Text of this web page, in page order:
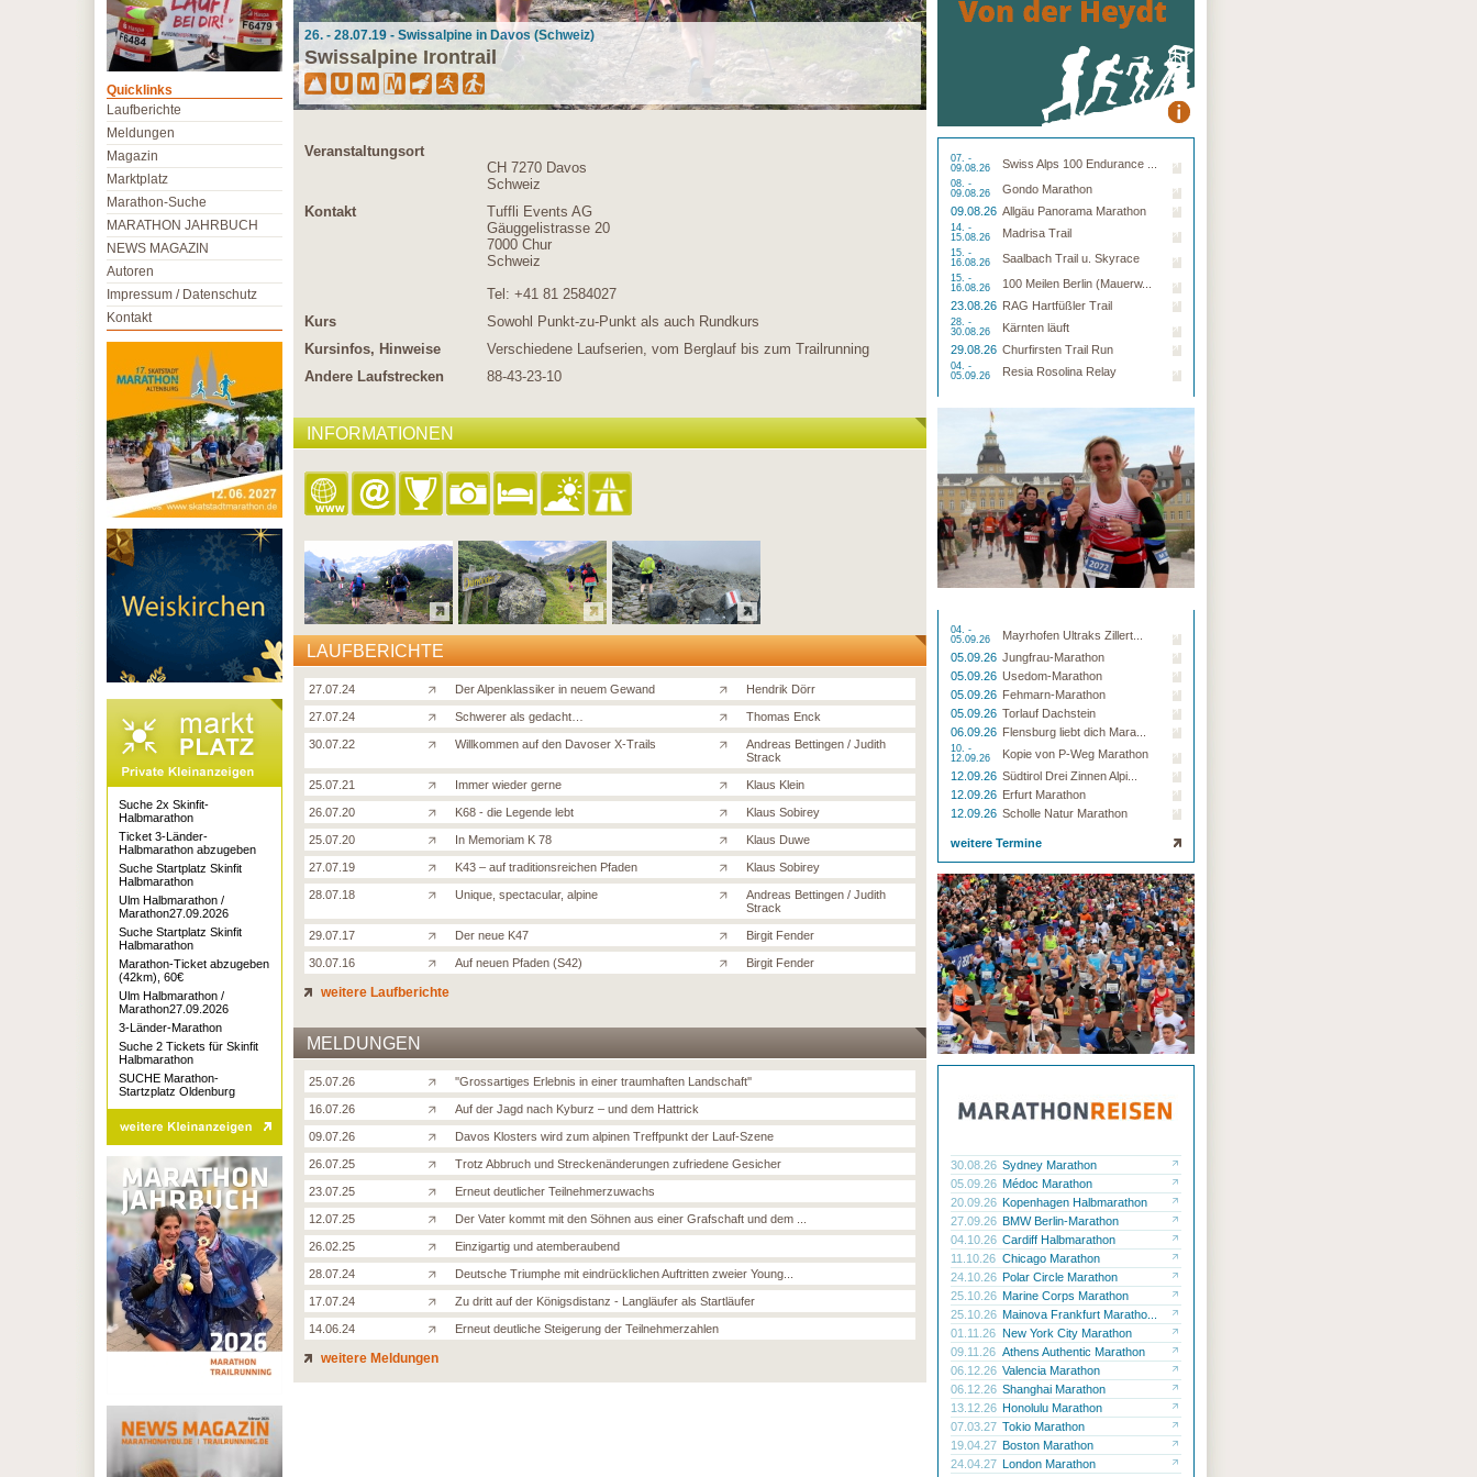
26. - 28.07.19 - Swissalpine in Davos (Schweiz)
Swissalpine Irontrail
Veranstaltungsort
CH 7270 Davos
Schweiz
Kontakt
Tuffli Events AG
Gäuggelistrasse 20
7000 Chur
Schweiz
Tel: +41 81 2584027
Kurs
Sowohl Punkt-zu-Punkt als auch Rundkurs
Kursinfos, Hinweise
Verschiedene Laufserien, vom Berglauf bis zum Trailrunning
Andere Laufstrecken
88-43-23-10
INFORMATIONEN
LAUFBERICHTE
27.07.24 Der Alpenklassiker in neuem Gewand Hendrik Dörr
27.07.24 Schwerer als gedacht… Thomas Enck
30.07.22 Willkommen auf den Davoser X-Trails
Andreas Bettingen / Judith
Strack
25.07.21 Immer wieder gerne Klaus Klein
26.07.20 K68 - die Legende lebt Klaus Sobirey
25.07.20 In Memoriam K 78 Klaus Duwe
27.07.19 K43 – auf traditionsreichen Pfaden Klaus Sobirey
28.07.18 Unique, spectacular, alpine
Andreas Bettingen / Judith
Strack
29.07.17 Der neue K47 Birgit Fender
30.07.16 Auf neuen Pfaden (S42) Birgit Fender
weitere Laufberichte
MELDUNGEN
25.07.26 ''Grossartiges Erlebnis in einer traumhaften Landschaft''
16.07.26 Auf der Jagd nach Kyburz – und dem Hattrick
09.07.26 Davos Klosters wird zum alpinen Treffpunkt der Lauf-Szene
26.07.25 Trotz Abbruch und Streckenänderungen zufriedene Gesicher
23.07.25 Erneut deutlicher Teilnehmerzuwachs
12.07.25 Der Vater kommt mit den Söhnen aus einer Grafschaft und dem ...
26.02.25 Einzigartig und atemberaubend
28.07.24 Deutsche Triumphe mit eindrücklichen Auftritten zweier Young...
17.07.24 Zu dritt auf der Königsdistanz - Langläufer als Startläufer
14.06.24 Erneut deutliche Steigerung der Teilnehmerzahlen
weitere Meldungen
07. -
09.08.26
Swiss Alps 100 Endurance ...
08. -
09.08.26
Gondo Marathon
09.08.26 Allgäu Panorama Marathon
14. -
15.08.26
Madrisa Trail
15. -
16.08.26
Saalbach Trail u. Skyrace
15. -
16.08.26
100 Meilen Berlin (Mauerw...
23.08.26 RAG Hartfüßler Trail
28. -
30.08.26
Kärnten läuft
29.08.26 Churfirsten Trail Run
04. -
05.09.26
Resia Rosolina Relay
04. -
05.09.26
Mayrhofen Ultraks Zillert...
05.09.26 Jungfrau-Marathon
05.09.26 Usedom-Marathon
05.09.26 Fehmarn-Marathon
05.09.26 Torlauf Dachstein
06.09.26 Flensburg liebt dich Mara...
10. -
12.09.26
Kopie von P-Weg Marathon
12.09.26 Südtirol Drei Zinnen Alpi...
12.09.26 Erfurt Marathon
12.09.26 Scholle Natur Marathon
weitere Termine
30.08.26 Sydney Marathon
05.09.26 Médoc Marathon
20.09.26 Kopenhagen Halbmarathon
27.09.26 BMW Berlin-Marathon
04.10.26 Cardiff Halbmarathon
11.10.26 Chicago Marathon
24.10.26 Polar Circle Marathon
25.10.26 Marine Corps Marathon
25.10.26 Mainova Frankfurt Maratho...
01.11.26 New York City Marathon
09.11.26 Athens Authentic Marathon
06.12.26 Valencia Marathon
06.12.26 Shanghai Marathon
13.12.26 Honolulu Marathon
07.03.27 Tokio Marathon
19.04.27 Boston Marathon
24.04.27 London Marathon
Quicklinks
Laufberichte
Meldungen
Magazin
Marktplatz
Marathon-Suche
MARATHON JAHRBUCH
NEWS MAGAZIN
Autoren
Impressum / Datenschutz
Kontakt
Suche 2x Skinfit-
Halbmarathon
Ticket 3-Länder-
Halbmarathon abzugeben
Suche Startplatz Skinfit
Halbmarathon
Ulm Halbmarathon /
Marathon27.09.2026
Suche Startplatz Skinfit
Halbmarathon
Marathon-Ticket abzugeben
(42km), 60€
Ulm Halbmarathon /
Marathon27.09.2026
3-Länder-Marathon
Suche 2 Tickets für Skinfit
Halbmarathon
SUCHE Marathon-
Startzplatz Oldenburg